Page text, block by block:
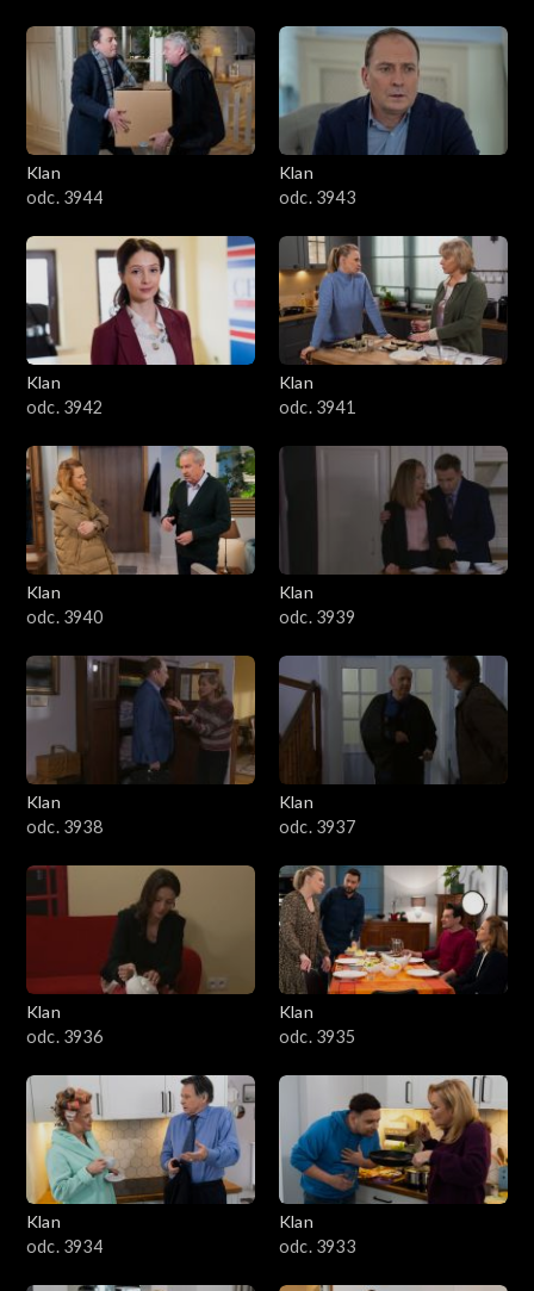
Klan
odc. 3944
Klan
odc. 3943
Klan
odc. 3942
Klan
odc. 3941
Klan
odc. 3940
Klan
odc. 3939
Klan
odc. 3938
Klan
odc. 3937
Klan
odc. 3936
Klan
odc. 3935
Klan
odc. 3934
Klan
odc. 3933